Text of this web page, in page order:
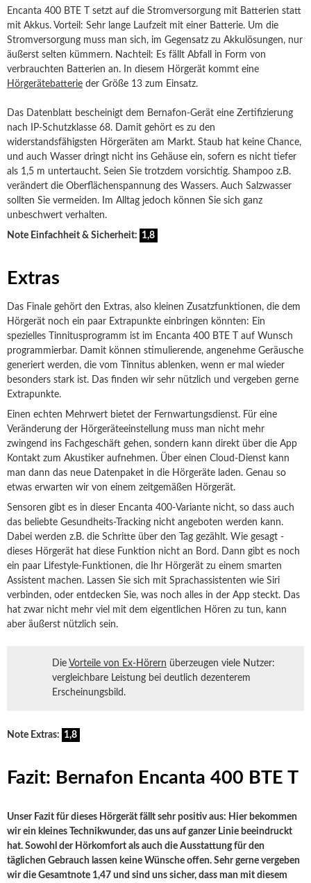
Encanta 400 BTE T setzt auf die Stromversorgung mit Batterien statt
mit Akkus. Vorteil: Sehr lange Laufzeit mit einer Batterie. Um die
Stromversorgung muss man sich, im Gegensatz zu Akkulösungen, nur
äußerst selten kümmern. Nachteil: Es fällt Abfall in Form von
verbrauchten Batterien an. In diesem Hörgerät kommt eine
Hörgerätebatterie der Größe 13 zum Einsatz.
Das Datenblatt bescheinigt dem Bernafon-Gerät eine Zertifizierung
nach IP-Schutzklasse 68. Damit gehört es zu den
widerstandsfähigsten Hörgeräten am Markt. Staub hat keine Chance,
und auch Wasser dringt nicht ins Gehäuse ein, sofern es nicht tiefer
als 1,5 m untertaucht. Seien Sie trotzdem vorsichtig. Shampoo z.B.
verändert die Oberflächenspannung des Wassers. Auch Salzwasser
sollten Sie vermeiden. Im Alltag jedoch können Sie sich ganz
unbeschwert verhalten.
Note Einfachheit & Sicherheit: 1,8
Extras
Das Finale gehört den Extras, also kleinen Zusatzfunktionen, die dem
Hörgerät noch ein paar Extrapunkte einbringen könnten: Ein
spezielles Tinnitusprogramm ist im Encanta 400 BTE T auf Wunsch
programmierbar. Damit können stimulierende, angenehme Geräusche
generiert werden, die vom Tinnitus ablenken, wenn er mal wieder
besonders stark ist. Das finden wir sehr nützlich und vergeben gerne
Extrapunkte.
Einen echten Mehrwert bietet der Fernwartungsdienst. Für eine
Veränderung der Hörgeräteeinstellung muss man nicht mehr
zwingend ins Fachgeschäft gehen, sondern kann direkt über die App
Kontakt zum Akustiker aufnehmen. Über einen Cloud-Dienst kann
man dann das neue Datenpaket in die Hörgeräte laden. Genau so
etwas erwarten wir von einem zeitgemäßen Hörgerät.
Sensoren gibt es in dieser Encanta 400-Variante nicht, so dass auch
das beliebte Gesundheits-Tracking nicht angeboten werden kann.
Dabei werden z.B. die Schritte über den Tag gezählt. Wie gesagt -
dieses Hörgerät hat diese Funktion nicht an Bord. Dann gibt es noch
ein paar Lifestyle-Funktionen, die Ihr Hörgerät zu einem smarten
Assistent machen. Lassen Sie sich mit Sprachassistenten wie Siri
verbinden, oder entdecken Sie, was noch alles in der App steckt. Das
hat zwar nicht mehr viel mit dem eigentlichen Hören zu tun, kann
aber äußerst nützlich sein.
Die Vorteile von Ex-Hörern überzeugen viele Nutzer:
vergleichbare Leistung bei deutlich dezenterem
Erscheinungsbild.
Note Extras: 1,8
Fazit: Bernafon Encanta 400 BTE T
Unser Fazit für dieses Hörgerät fällt sehr positiv aus: Hier bekommen
wir ein kleines Technikwunder, das uns auf ganzer Linie beeindruckt
hat. Sowohl der Hörkomfort als auch die Ausstattung für den
täglichen Gebrauch lassen keine Wünsche offen. Sehr gerne vergeben
wir die Gesamtnote 1,47 und sind uns sicher, dass man mit diesem